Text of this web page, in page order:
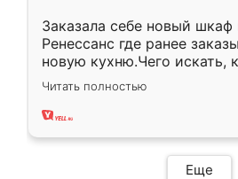
Заказала себе новый шкаф
Ренессанс где ранее
новую кухню.Чего искать,
вполне довольна. Служит
два года, нареканий нет.
Читать полностью
Еще